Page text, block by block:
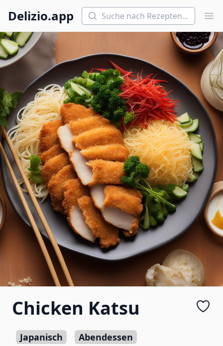
Delizio.app Suchen
Chicken Katsu
Japanisch
Abendessen